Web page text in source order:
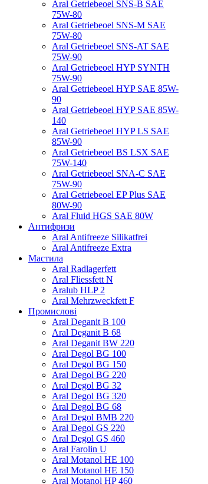
Aral Getriebeoel SNS-B SAE
75W-80
Aral Getriebeoel SNS-M SAE
75W-80
Aral Getriebeoel SNS-AT SAE
75W-90
Aral Getriebeoel HYP SYNTH
75W-90
Aral Getriebeoel HYP SAE 85W-
90
Aral Getriebeoel HYP SAE 85W-
140
Aral Getriebeoel HYP LS SAE
85W-90
Aral Getriebeoel BS LSX SAE
75W-140
Aral Getriebeoel SNA-C SAE
75W-90
Aral Getriebeoel EP Plus SAE
80W-90
Aral Fluid HGS SAE 80W
Антифризи
Aral Antifreeze Silikatfrei
Aral Antifreeze Extra
Мастила
Aral Radlagerfett
Aral Fliessfett N
Aralub HLP 2
Aral Mehrzweckfett F
Промислові
Aral Deganit B 100
Aral Deganit B 68
Aral Deganit BW 220
Aral Degol BG 100
Aral Degol BG 150
Aral Degol BG 220
Aral Degol BG 32
Aral Degol BG 320
Aral Degol BG 68
Aral Degol BMB 220
Aral Degol GS 220
Aral Degol GS 460
Aral Farolin U
Aral Motanol HE 100
Aral Motanol HE 150
Aral Motanol HP 460